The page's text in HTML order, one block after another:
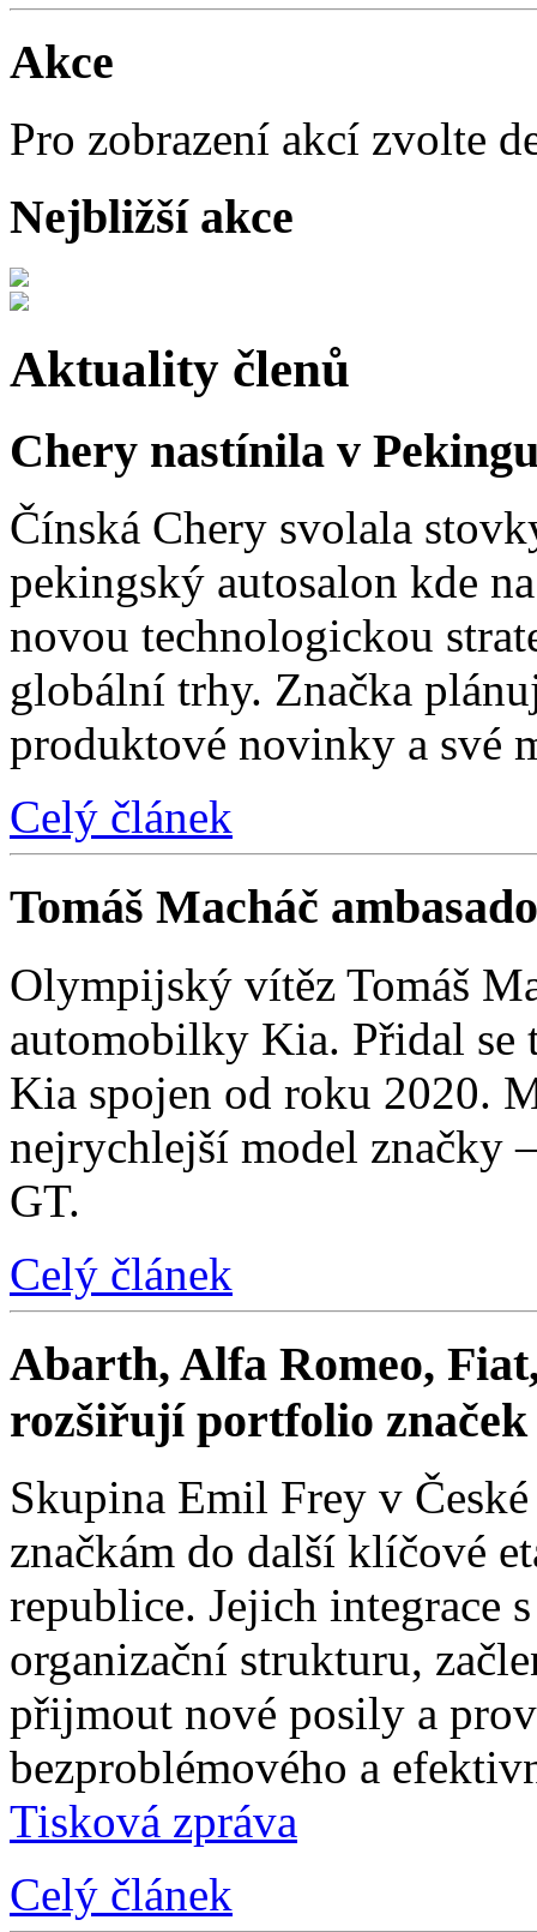
Akce
Pro zobrazení akcí zvolte
Nejbližší akce
Aktuality členů
Chery nastínila v
Čínská Chery svolala
pekingský autosalon kde
novou technologickou
globální trhy. Značka
produktové novinky a své
Celý článek
Tomáš Macháč
Olympijský vítěz Tomáš
automobilky Kia. Přidal se
Kia spojen od roku 2020.
nejrychlejší model značky
GT.
Celý článek
Abarth, Alfa Romeo,
rozšiřují portfolio
Skupina Emil Frey v
značkám do další klíčové
republice. Jejich integrace
organizační strukturu,
přijmout nové posily a
bezproblémového a
Tisková zpráva
Celý článek